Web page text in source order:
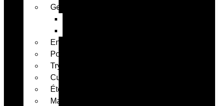
Geek
Enfants
Portraits
Tryptique
Cuisine
Été
Maximaliste